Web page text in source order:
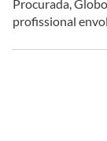
Procurada,
profissional